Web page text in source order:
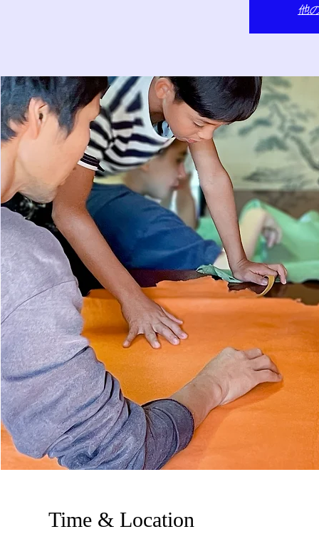
他
Time & Location